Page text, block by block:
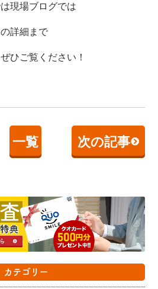
現場ブログでは
詳細まで
ぜひご覧ください！
一覧 次の記事
カテゴリー